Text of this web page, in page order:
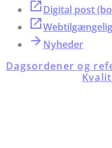
Digital post
Nyheder
Dagsordener og